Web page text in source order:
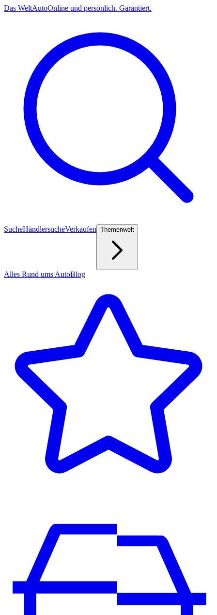
Das WeltAutoOnline und persönlich. Garantiert.
SucheHändlersucheVerkaufen Themenwelt
Alles Rund ums AutoBlog